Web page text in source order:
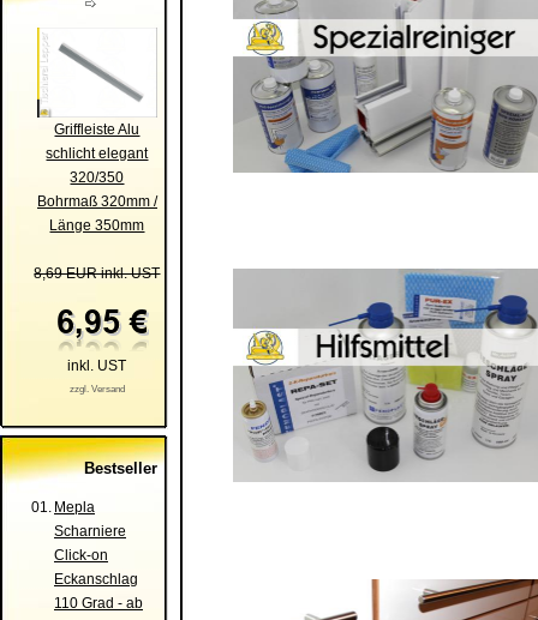
Griffleiste Alu
schlicht elegant
320/350
Bohrmaß 320mm /
Länge 350mm
8,69 EUR inkl. UST
inkl. UST
zzgl. Versand
Bestseller
01. Mepla
Scharniere
Click-on
Eckanschlag
110 Grad - ab